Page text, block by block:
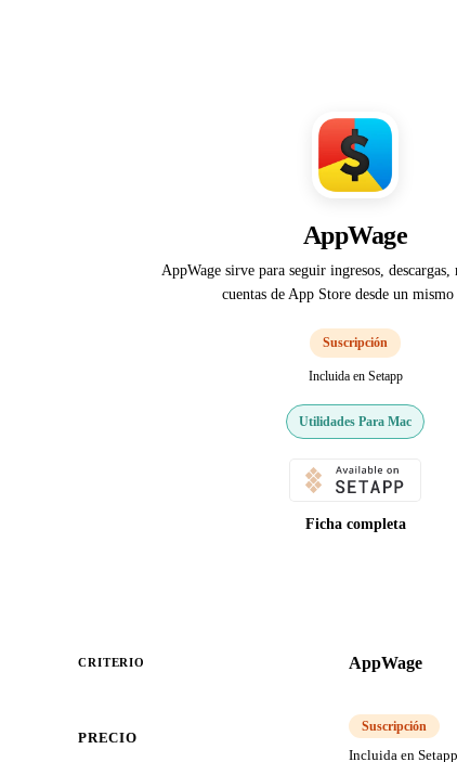
AppWage
AppWage sirve para seguir ingresos, descargas,
cuentas de App Store desde un
Suscripción
Incluida en Setapp
Utilidades Para Mac
Ficha completa
CRITERIO AppWage
PRECIO
Suscripción
Incluida en Setapp